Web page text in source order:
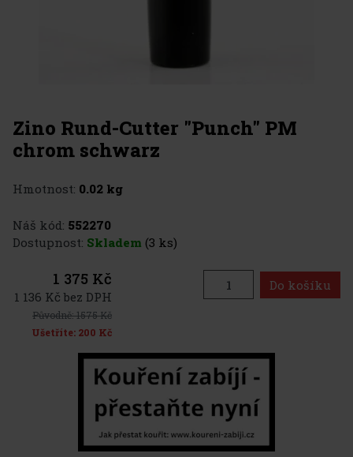
Zino Rund-Cutter "Punch" PM
chrom schwarz
Hmotnost: 0.02 kg
Náš kód: 552270
Dostupnost: Skladem (3 ks)
1 375 Kč
1 136 Kč bez DPH
Původně:1575 Kč
Ušetříte: 200 Kč
Do košíku